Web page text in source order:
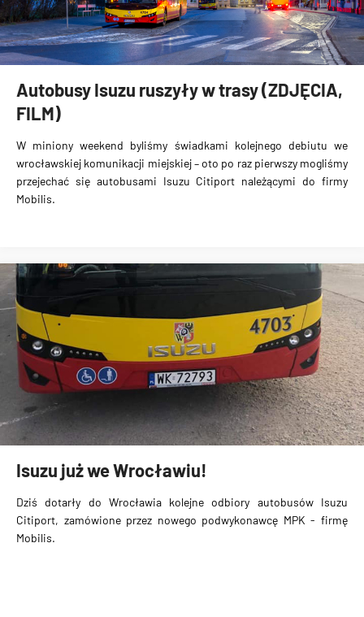
Autobusy Isuzu ruszyły w trasy (ZDJĘCIA,
FILM)
W miniony weekend byliśmy świadkami kolejnego debiutu we
wrocławskiej komunikacji miejskiej – oto po raz pierwszy mogliśmy
przejechać się autobusami Isuzu Citiport należącymi do firmy
Mobilis.
Isuzu już we Wrocławiu!
Dziś dotarły do Wrocławia kolejne odbiory autobusówIsuzu
Citiport, zamówione przez nowego podwykonawcę MPK - firmę
Mobilis.